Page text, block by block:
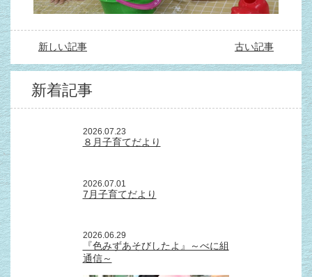
新しい記事 古い記事
新着記事
2026.07.23
８月子育てだより
2026.07.01
7月子育てだより
2026.06.29
『色みずあそびしたよ』～べに組
通信～